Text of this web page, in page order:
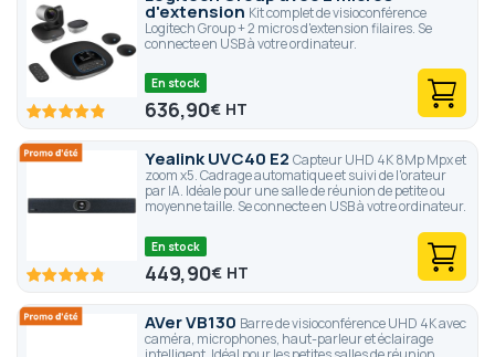
d'extension Kit complet de visioconférence
Logitech Group + 2 micros d'extension filaires. Se
connecte en USB à votre ordinateur.
97.8 100
En stock
636,90€
Yealink UVC40 E2 Capteur UHD 4K 8Mp Mpx et
zoom x5. Cadrage automatique et suivi de l'orateur
par IA. Idéale pour une salle de réunion de petite ou
moyenne taille. Se connecte en USB à votre ordinateur.
96 100
En stock
449,90€
AVer VB130 Barre de visioconférence UHD 4K avec
caméra, microphones, haut-parleur et éclairage